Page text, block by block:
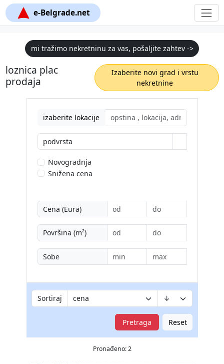
e-Belgrade.net
mi tražimo nekretninu za vas, pošaljite zahtev ->
loznica plac
prodaja
Izaberite novi grad i vrstu
nekretnine
izaberite lokacije
podvrsta
Novogradnja
Snižena cena
Cena (Eura)
Površina (m²)
Sobe
Sortiraj
Pretraga Reset
Pronađeno: 2